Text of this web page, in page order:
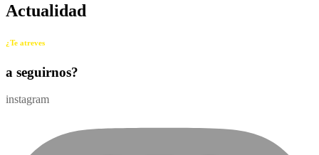
Actualidad
¿Te atreves
a seguirnos?
instagram